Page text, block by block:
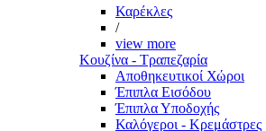
Καρέκλες
/
view more
Κουζίνα - Τραπεζαρία
Αποθηκευτικοί Χώροι
Έπιπλα Εισόδου
Έπιπλα Υποδοχής
Καλόγεροι - Κρεμάστρες